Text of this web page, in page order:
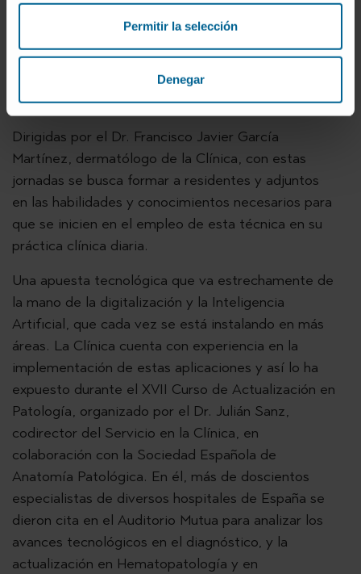
Permitir la selección
Denegar
En esta línea, la sede de Madrid ha acogido en los
últimos años los cursos sobre ecografía cutánea
organizados por la Academia Española de
Dermatología.
Dirigidas por el Dr. Francisco Javier García
Martínez, dermatólogo de la Clínica, con estas
jornadas se busca formar a residentes y adjuntos
en las habilidades y conocimientos necesarios para
que se inicien en el empleo de esta técnica en su
práctica clínica diaria.
Una apuesta tecnológica que va estrechamente de
la mano de la digitalización y la Inteligencia
Artificial, que cada vez se está instalando en más
áreas. La Clínica cuenta con experiencia en la
implementación de estas aplicaciones y así lo ha
expuesto durante el XVII Curso de Actualización en
Patología, organizado por el Dr. Julián Sanz,
codirector del Servicio en la Clínica, en
colaboración con la Sociedad Española de
Anatomía Patológica. En él, más de doscientos
especialistas de diversos hospitales de España se
dieron cita en el Auditorio Mutua para analizar los
avances tecnológicos en el diagnóstico, y la
actualización en Hematopatología y en